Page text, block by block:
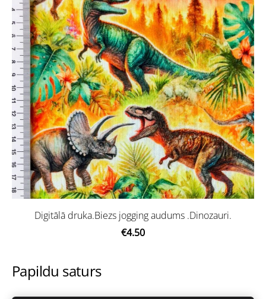
Papildu saturs
Digitālā druka.Biezs jogging audums .Dinozauri.
€4.50